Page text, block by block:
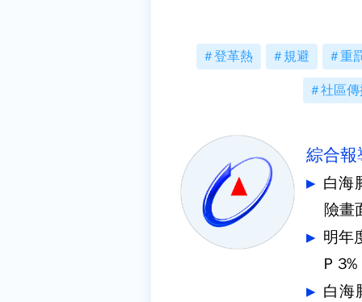
登革熱 規避 重
社區
綜合報
白海
險畫
明年
P 3%
白海